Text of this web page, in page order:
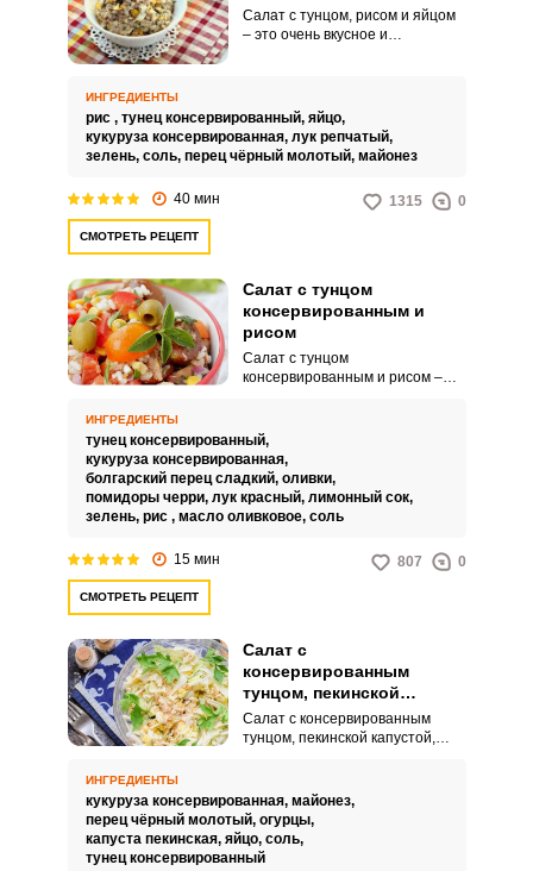
Салат с тунцом, рисом и яйцом
– это очень вкусное и
подавать как самостоятельное
блюдо для вашего ужина,
дополнив хлебом или хлебцами.
ИНГРЕДИЕНТЫ
рис , тунец консервированный, яйцо,
кукуруза консервированная, лук репчатый,
зелень, соль, перец чёрный молотый, майонез
40 мин 1315 0
СМОТРЕТЬ РЕЦЕПТ
Салат с тунцом
консервированным и
рисом
Салат с тунцом
консервированным и рисом –
семье. Сочный тунец,
смешанный с отварным рисом и
хрустящими овощами, создает
удивительное сочетание вкусов.
ИНГРЕДИЕНТЫ
тунец консервированный,
кукуруза консервированная,
болгарский перец сладкий, оливки,
помидоры черри, лук красный, лимонный сок,
зелень, рис , масло оливковое, соль
15 мин 807 0
СМОТРЕТЬ РЕЦЕПТ
Салат с
консервированным
тунцом, пекинской
капустой, огурцом и
яйцом
Салат с консервированным
тунцом, пекинской капустой,
Его можно готовить хоть каждый
день, он не приедается.
ИНГРЕДИЕНТЫ
кукуруза консервированная, майонез,
перец чёрный молотый, огурцы,
капуста пекинская, яйцо, соль,
тунец консервированный